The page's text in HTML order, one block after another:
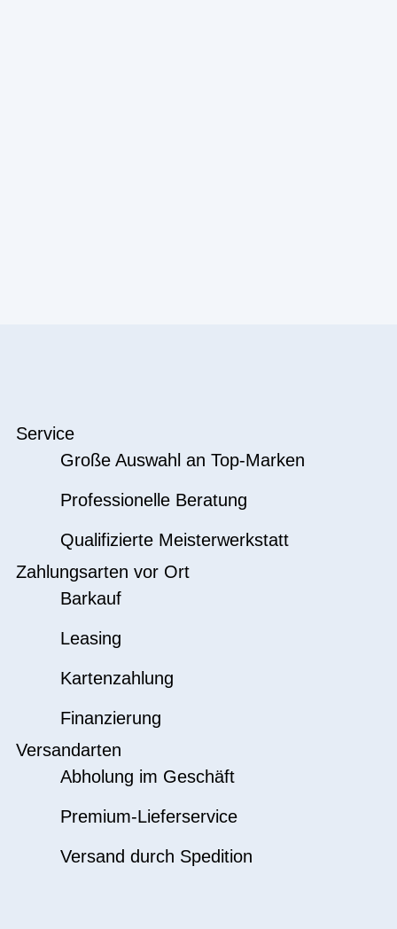
Service
Große Auswahl an Top-Marken
Professionelle Beratung
Qualifizierte Meisterwerkstatt
Zahlungsarten vor Ort
Barkauf
Leasing
Kartenzahlung
Finanzierung
Versandarten
Abholung im Geschäft
Premium-Lieferservice
Versand durch Spedition